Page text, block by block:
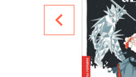
navigate_before